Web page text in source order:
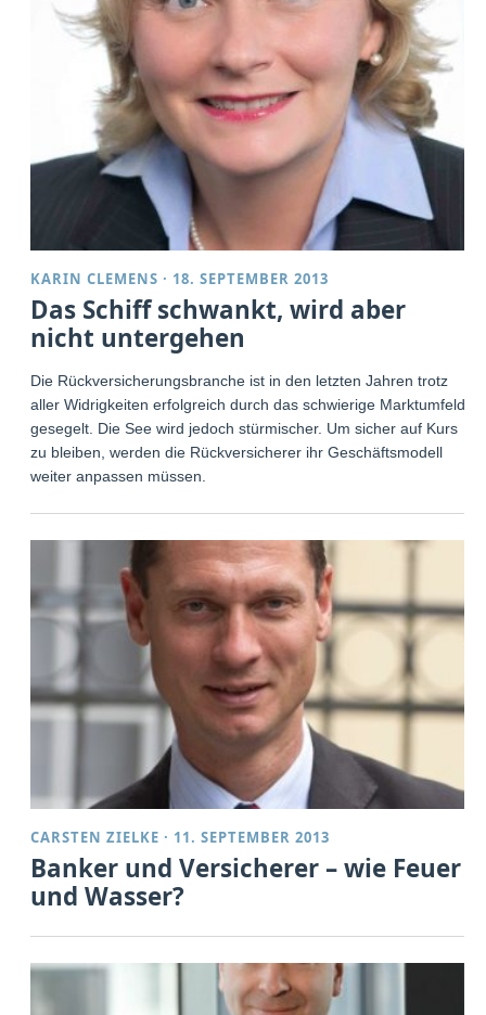
KARIN CLEMENS · 18. SEPTEMBER 2013
Das Schiff schwankt, wird aber
nicht untergehen
Die Rückversicherungsbranche ist in den letzten Jahren trotz
aller Widrigkeiten erfolgreich durch das schwierige Marktumfeld
gesegelt. Die See wird jedoch stürmischer. Um sicher auf Kurs
zu bleiben, werden die Rückversicherer ihr Geschäftsmodell
weiter anpassen müssen.
CARSTEN ZIELKE · 11. SEPTEMBER 2013
Banker und Versicherer – wie Feuer
und Wasser?